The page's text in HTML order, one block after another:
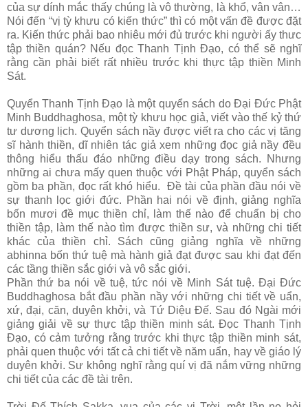
của sự dính mắc thấy chúng là vô thường, là khổ, vân vân…
Nói đến “vị tỳ khưu có kiến thức” thì có một vấn đề được đặt
ra. Kiến thức phải bao nhiêu mới đủ trước khi người ấy thưc
tập thiền quán? Nếu đọc Thanh Tịnh Đạo, có thể sẽ nghĩ
rằng cần phải biết rất nhiều trước khi thực tập thiền Minh
Sát.
Quyển Thanh Tịnh Đạo là một quyển sách do Đại Đức Phật
Minh Buddhaghosa, một tỳ khưu học giả, viết vào thế kỷ thứ
tư dương lịch. Quyển sách nầy được viết ra cho các vị tăng
sĩ hành thiền, dĩ nhiên tác giả xem những đọc giả nầy đều
thông hiểu thấu đáo những điều dạy trong sách. Nhưng
những ai chưa mấy quen thuộc với Phật Pháp, quyển sách
gồm ba phần, đọc rất khó hiểu. Đề tài của phần đầu nói về
sự thanh lọc giới đức. Phần hai nói về định, giảng nghĩa
bốn mươi đề mục thiền chỉ, làm thế nào để chuẩn bị cho
thiền tập, làm thế nào tìm được thiền sư, và những chi tiết
khác của thiền chỉ. Sách cũng giảng nghĩa về những
abhinna bốn thứ tuệ mà hành giả đạt được sau khi đạt đến
các tầng thiền sắc giới và vô sắc giới.
Phần thứ ba nói về tuệ, tức nói về Minh Sát tuệ. Đại Đức
Buddhaghosa bắt đầu phần nầy với những chi tiết về uẩn,
xứ, đại, căn, duyên khởi, và Tứ Diệu Đế. Sau đó Ngài mới
giảng giải về sự thực tập thiền minh sát. Đọc Thanh Tịnh
Đạo, có cảm tưởng rằng trước khi thực tập thiền minh sát,
phải quen thuộc với tất cả chi tiết về năm uẩn, hay về giáo lý
duyên khởi. Sư không nghĩ rằng quí vị đã nắm vững những
chi tiết của các đề tài trên.